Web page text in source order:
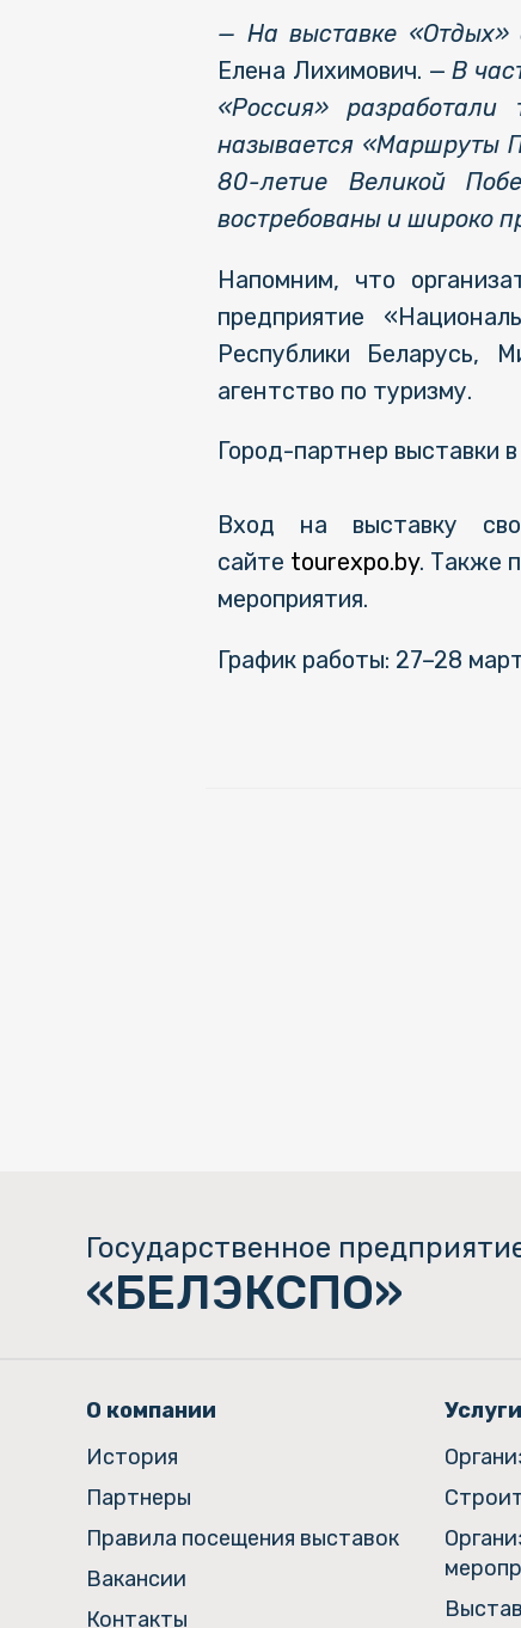
— На выставке «Отдых»
Елена Лихимович. — В
«Россия»
называется «Маршруты
80-летие Великой
востребованы и широко
Напомним, что
предприятие
Республики Беларусь,
агентство по туризму.
Город-партнер выставки
Вход на выставку
сайте tourexpo.by. Также
мероприятия.
График работы: 27–28
Государственное
«БЕЛЭКСПО»
О компании
История
Партнеры
Правила посещения выставок
Вакансии
Контакты
Услуги